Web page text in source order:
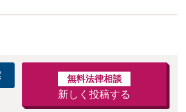
無料法律相談
新しく投稿する